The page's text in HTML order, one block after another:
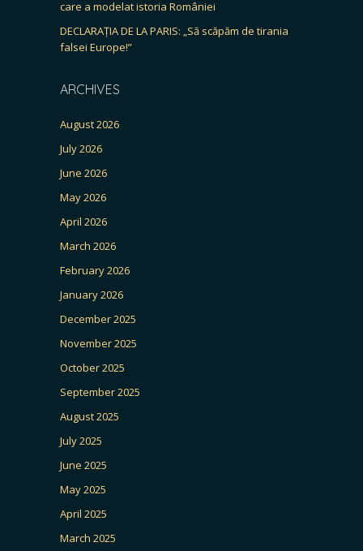
care a modelat istoria României
DECLARAȚIA DE LA PARIS: „Să scăpăm de tirania
falsei Europe!”
ARCHIVES
August 2026
July 2026
June 2026
May 2026
April 2026
March 2026
February 2026
January 2026
December 2025
November 2025
October 2025
September 2025
August 2025
July 2025
June 2025
May 2025
April 2025
March 2025